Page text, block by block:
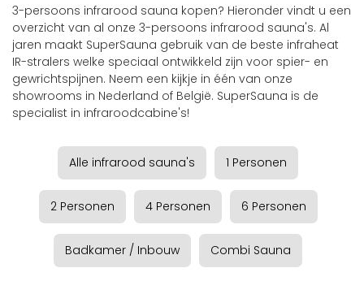
3-persoons infrarood sauna kopen? Hieronder vindt u een
overzicht van al onze 3-persoons infrarood sauna's. Al
jaren maakt SuperSauna gebruik van de beste infraheat
IR-stralers welke speciaal ontwikkeld zijn voor spier- en
gewrichtspijnen. Neem een kijkje in één van onze
showrooms in Nederland of België. SuperSauna is de
specialist in infraroodcabine's!
Alle infrarood sauna's 1 Personen
2 Personen 4 Personen 6 Personen
Badkamer / Inbouw Combi Sauna